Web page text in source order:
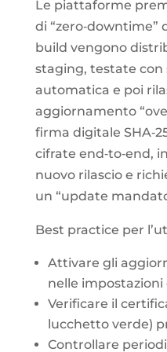
Le piattaforme
di “zero‑downtime”
build vengono
staging, testate con
automatica e poi
aggiornamento
firma digitale
cifrate end‑to‑end,
nuovo rilascio e
un “update
Best practice per
Attivare gli
nelle impostazioni
Verificare il
lucchetto verde)
Controllare